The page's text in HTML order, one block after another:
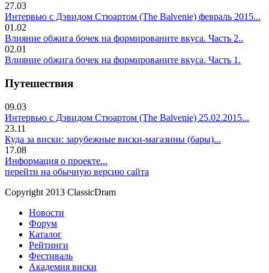
27.03
Интервью с Дэвидом Стюартом (The Balvenie) февраль 2015...
01.02
Влияние обжига бочек на формированите вкуса. Часть 2..
02.01
Влияние обжига бочек на формированите вкуса. Часть 1.
Путешествия
09.03
Интервью с Дэвидом Стюартом (The Balvenie) 25.02.2015...
23.11
Куда за виски: зарубежные виски-магазины (бары)...
17.08
Информация о проекте...
перейти на обычную версию сайта
Copyright 2013 ClassicDram
Новости
Форум
Каталог
Рейтинги
Фестиваль
Академия виски